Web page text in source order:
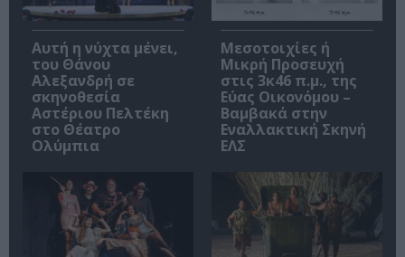
Αυτή η νύχτα μένει,
του Θάνου
Αλεξανδρή σε
σκηνοθεσία
Αστέριου Πελτέκη
στο Θέατρο
Ολύμπια
Μεσοτοιχίες ή
Μικρή Προσευχή
στις 3κ46 π.μ., της
Εύας Οικονόμου –
Βαμβακά στην
Εναλλακτική Σκηνή
ΕΛΣ